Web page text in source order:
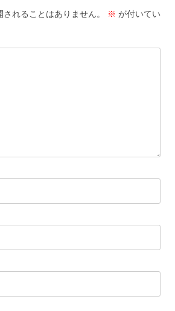
れることはありません。 ※ が付いてい